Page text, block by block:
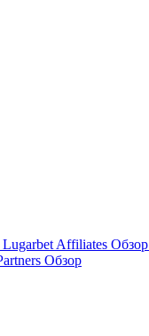
Lugarbet Affiliates Обзор
Обзор